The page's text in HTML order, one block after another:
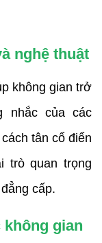
nghệ thuật
không gian trở
nhắc của các
tân cổ điển
trò quan trọng
cấp.
không gian